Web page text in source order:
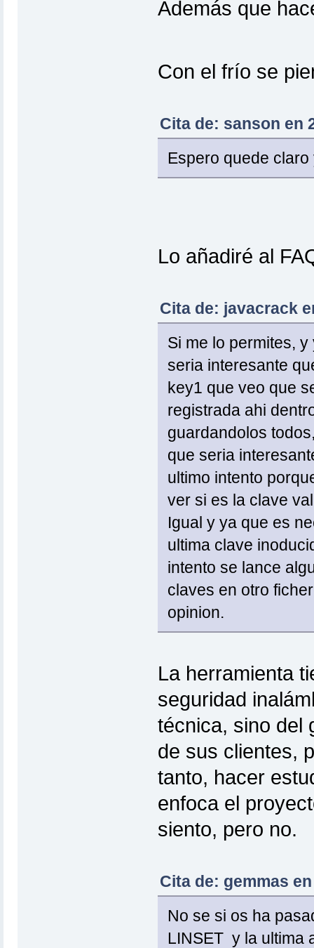
Además que
Con el frío se
Cita de: sanson en
Espero quede claro
Lo añadiré al
Cita de: javacrack
Si me lo permites,
seria interesante
key1 que veo que
registrada ahi
guardandolos
que seria
ultimo intento
ver si es la clave
Igual y ya que es
ultima clave
intento se lance
claves en otro
opinion.
La herramienta
seguridad
técnica, sino del
de sus clientes,
tanto, hacer
enfoca el
siento, pero no.
Cita de: gemmas
No se si os ha
LINSET y la ultima